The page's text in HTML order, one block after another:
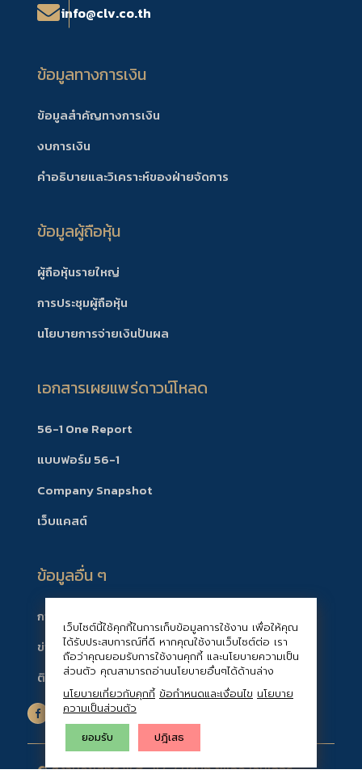
เว็บไซต์นี้ใช้คุกกี้ในการเก็บข้อมูลการใช้งาน เพื่อให้คุณ
ได้รับประสบการณ์ที่ดี หากคุณใช้งานเว็บไซต์ต่อ เรา
ถือว่าคุณยอมรับการใช้งานคุกกี้ และนโยบายความเป็น
ส่วนตัว คุณสามารถอ่านนโยบายอื่นๆได้ด้านล่าง
นโยบายเกี่ยวกับคุกกี้ ข้อกำหนดและเงื่อนไข นโยบาย
ความเป็นส่วนตัว
ยอมรับ
ปฎิเสธ
info@clv.co.th
ข้อมูลทางการเงิน
ข้อมูลสำคัญทางการเงิน
งบการเงิน
คำอธิบายและวิเคราะห์ของฝ่ายจัดการ
ข้อมูลผู้ถือหุ้น
ผู้ถือหุ้นรายใหญ่
การประชุมผู้ถือหุ้น
นโยบายการจ่ายเงินปันผล
เอกสารเผยแพร่ดาวน์โหลด
56-1 One Report
แบบฟอร์ม 56-1
Company Snapshot
เว็บแคสต์
ข้อมูลอื่น ๆ
การกำกับดูแลกิจการที่ดี
ข่าวแจ้งตลาดหลักทรัพย์
ติดต่อนักลงทุนสัมพันธ์
© สงวนลิขสิทธิ์ พ.ศ. 2567 บริษัท ซีแอล เวนเจอร์